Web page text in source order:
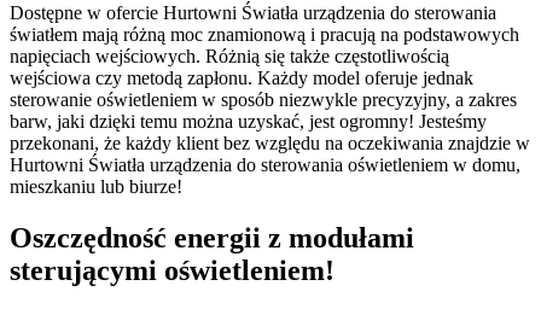
Dostępne w ofercie Hurtowni Światła urządzenia do sterowania
światłem mają różną moc znamionową i pracują na podstawowych
napięciach wejściowych. Różnią się także częstotliwością
wejściowa czy metodą zapłonu. Każdy model oferuje jednak
sterowanie oświetleniem w sposób niezwykle precyzyjny, a zakres
barw, jaki dzięki temu można uzyskać, jest ogromny! Jesteśmy
przekonani, że każdy klient bez względu na oczekiwania znajdzie w
Hurtowni Światła urządzenia do sterowania oświetleniem w domu,
mieszkaniu lub biurze!
Oszczędność energii z modułami
sterującymi oświetleniem!